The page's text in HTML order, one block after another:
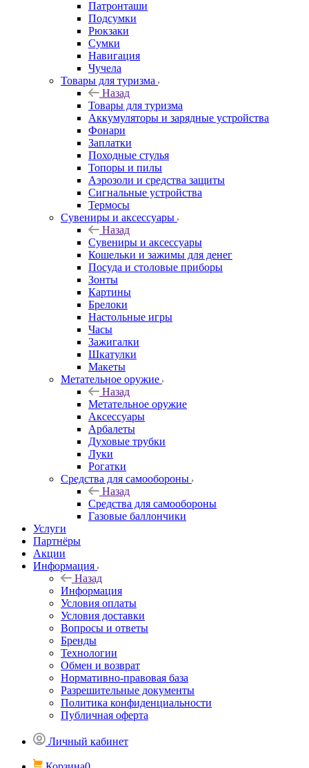
Патронташи
Подсумки
Рюкзаки
Сумки
Навигация
Чучела
Товары для туризма
Назад
Товары для туризма
Аккумуляторы и зарядные устройства
Фонари
Заплатки
Походные стулья
Топоры и пилы
Аэрозоли и средства защиты
Сигнальные устройства
Термосы
Сувениры и аксессуары
Назад
Сувениры и аксессуары
Кошельки и зажимы для денег
Посуда и столовые приборы
Зонты
Картины
Брелоки
Настольные игры
Часы
Зажигалки
Шкатулки
Макеты
Метательное оружие
Назад
Метательное оружие
Аксессуары
Арбалеты
Духовые трубки
Луки
Рогатки
Средства для самообороны
Назад
Средства для самообороны
Газовые баллончики
Услуги
Партнёры
Акции
Информация
Назад
Информация
Условия оплаты
Условия доставки
Вопросы и ответы
Бренды
Технологии
Обмен и возврат
Нормативно-правовая база
Разрешительные документы
Политика конфиденциальности
Публичная оферта
Личный кабинет